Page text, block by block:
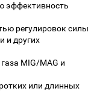
эффективность
регулировок силы
и других
MIG/MAG и
или длинных